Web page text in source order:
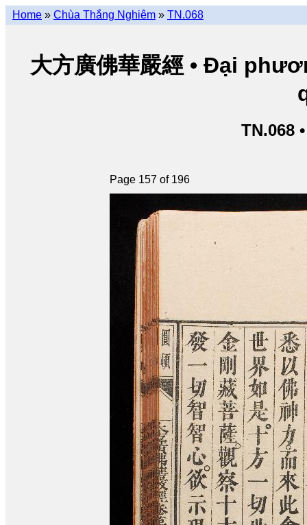
Home » Chùa Thắng Nghiêm » TN.068
大方廣佛華嚴經 • Đại
TN.068
Page 157 of 196